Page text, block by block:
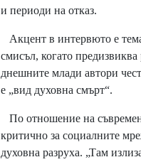
и периоди на отказ.
Акцент в интервюто е
смисъл, когато
днешните млади автори
е „вид духовна смърт“.
По отношение на
критично за социалните
духовна разруха. „Там